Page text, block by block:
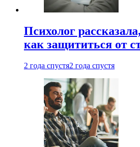
Психолог рассказала,
как защититься от
2 года спустя2 года спустя